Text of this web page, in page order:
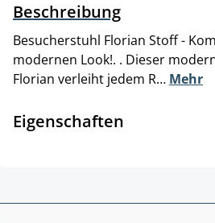
Beschreibung
Besucherstuhl Florian Stoff -
modernen Look!. . Dieser
Florian verleiht jedem R… Mehr
Eigenschaften